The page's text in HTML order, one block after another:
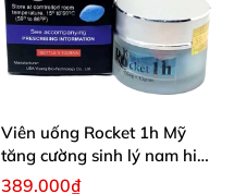
Viên uống Rocket 1h Mỹ
tăng cường sinh lý nam hiệu
quả
389.000₫